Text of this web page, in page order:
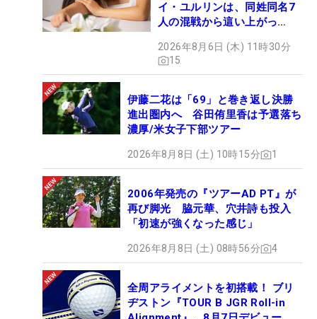
イ・ユルリンは、同姓同名7
人の混戦から這い上がっ
2026年8月6日 (木) 11時30分
15
伊藤二花は「69」と巻き返し決勝
進出圏内へ 谷田侑里香は予選落ち
濃厚/米女子下部ツアー
2026年8月8日 (土) 10時15分 1
2006年発売の『ツアーAD PT』が
再び脚光 脇元華、穴井詩も投入
「初速が強くなった感じ」
2026年8月8日 (土) 08時56分 4
全周アライメントを初搭載！ ブリ
ヂストン『TOUR B JGR Roll-in